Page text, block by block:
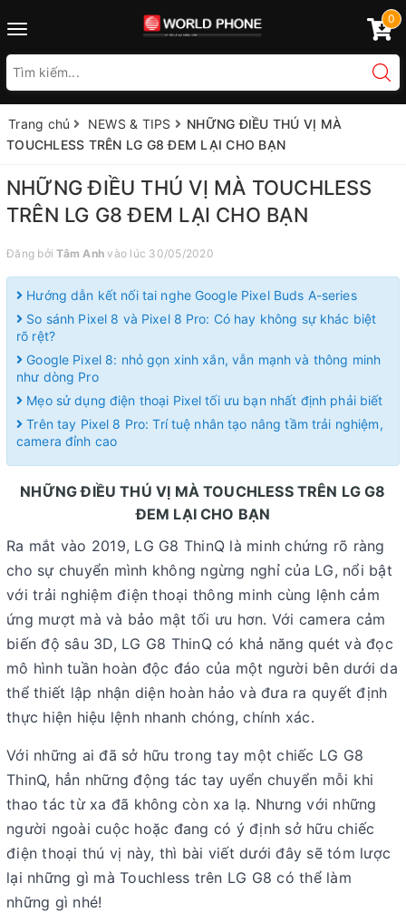
Toggle
0
Trang chủ NEWS & TIPS
NHỮNG ĐIỀU THÚ VỊ MÀ
TOUCHLESS TRÊN LG G8 ĐEM LẠI CHO BẠN
NHỮNG ĐIỀU THÚ VỊ MÀ TOUCHLESS
TRÊN LG G8 ĐEM LẠI CHO BẠN
Đăng bởiTâm Anh vào lúc 30/05/2020
Hướng dẫn kết nối tai nghe Google Pixel Buds A-series
So sánh Pixel 8 và Pixel 8 Pro: Có hay không sự khác biệt
rõ rệt?
Google Pixel 8: nhỏ gọn xinh xắn, vẫn mạnh và thông minh
như dòng Pro
Mẹo sử dụng điện thoại Pixel tối ưu bạn nhất định phải biết
Trên tay Pixel 8 Pro: Trí tuệ nhân tạo nâng tầm trải nghiệm,
camera đỉnh cao
NHỮNG ĐIỀU THÚ VỊ MÀ TOUCHLESS TRÊN LG G8
ĐEM LẠI CHO BẠN
Ra mắt vào 2019, LG G8 ThinQ là minh chứng rõ ràng
cho sự chuyển mình không ngừng nghỉ của LG, nổi bật
với trải nghiệm điện thoại thông minh cùng lệnh cảm
ứng mượt mà và bảo mật tối ưu hơn. Với camera cảm
biến độ sâu 3D, LG G8 ThinQ có khả năng quét và đọc
mô hình tuần hoàn độc đáo của một người bên dưới da
thể thiết lập nhận diện hoàn hảo và đưa ra quyết định
thực hiện hiệu lệnh nhanh chóng, chính xác.
Với những ai đã sở hữu trong tay một chiếc LG G8
ThinQ, hẳn những động tác tay uyển chuyển mỗi khi
thao tác từ xa đã không còn xa lạ. Nhưng với những
người ngoài cuộc hoặc đang có ý định sở hữu chiếc
điện thoại thú vị này, thì bài viết dưới đây sẽ tóm lược
lại những gì mà Touchless trên LG G8 có thể làm
những gì nhé!